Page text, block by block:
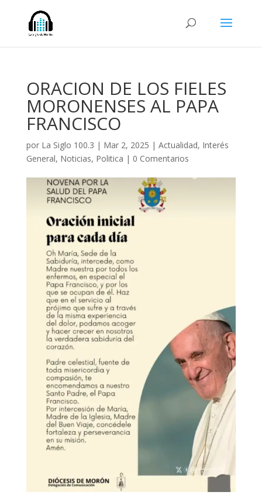
ORACION DE LOS FIELES
MORONENSES AL PAPA
FRANCISCO
por La Siglo 100.3 | Mar 2, 2025 | Actualidad, Interés
General, Noticias, Politica | 0 Comentarios